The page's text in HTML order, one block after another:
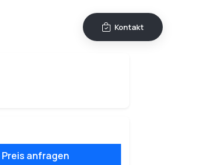
Kontakt
Preis anfragen